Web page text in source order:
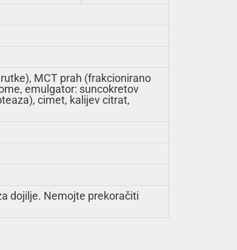
MCT prah (frakcionirano
emulgator: suncokretov
cimet, kalijev citrat,
dojilje. Nemojte prekoračiti